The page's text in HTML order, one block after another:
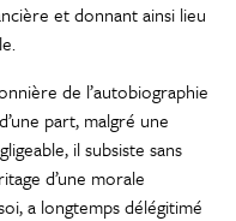
et donnant ainsi lieu
de l’autobiographie
part, malgré une
il subsiste sans
d’une morale
a longtemps délégitimé